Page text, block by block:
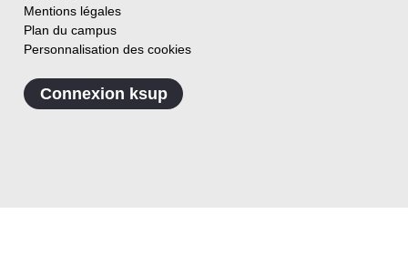
Mentions légales
Plan du campus
Personnalisation des cookies
Connexion ksup